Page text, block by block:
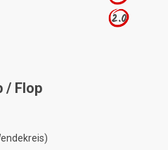
2.0
/ Flop